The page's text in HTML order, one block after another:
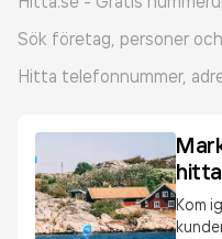
Sök företag, personer
Hitta telefonnummer,
Kom